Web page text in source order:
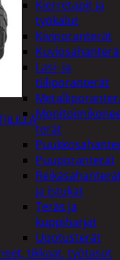
Kierretapit ja
työkalut
Kiviporanterät
Kuviosahanterä
Lasi- ja
tiiliporanterät
terät
Puuporanterät
ja istukat
Teräs ja
kuppiharjat
Upotusterät
tikkaat, työtasot